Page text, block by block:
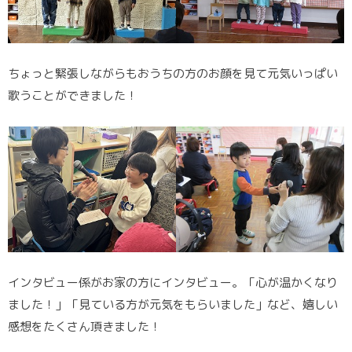
ちょっと緊張しながらもおうちの方のお顔を見て元気いっぱい
歌うことができました！
インタビュー係がお家の方にインタビュー。「心が温かくなり
ました！」「見ている方が元気をもらいました」など、嬉しい
感想をたくさん頂きました！